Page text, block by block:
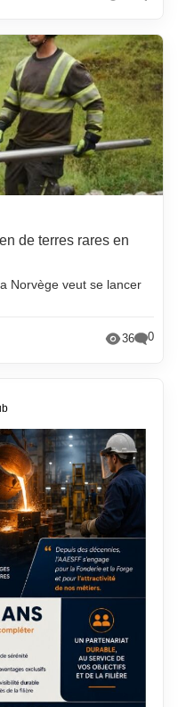
de terres rares en
Norvège veut se lancer
36 0